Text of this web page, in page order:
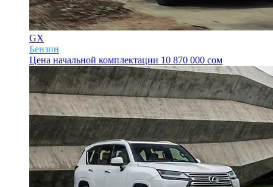
GX
Бензин
Цена начальной комплектации 10 870 000 сом